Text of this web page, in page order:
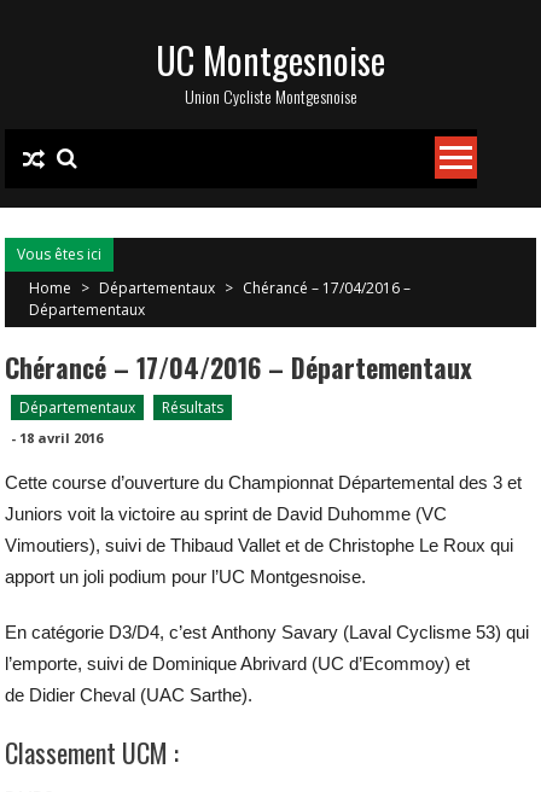
UC Montgesnoise
Union Cycliste Montgesnoise
Vous êtes ici
Home > Départementaux > Chérancé – 17/04/2016 –
Départementaux
Chérancé – 17/04/2016 – Départementaux
Départementaux Résultats
- 18 avril 2016
Cette course d’ouverture du Championnat Départemental des 3 et
Juniors voit la victoire au sprint de David Duhomme (VC
Vimoutiers), suivi de Thibaud Vallet et de Christophe Le Roux qui
apport un joli podium pour l’UC Montgesnoise.
En catégorie D3/D4, c’est Anthony Savary (Laval Cyclisme 53) qui
l’emporte, suivi de Dominique Abrivard (UC d’Ecommoy) et
de Didier Cheval (UAC Sarthe).
Classement UCM :